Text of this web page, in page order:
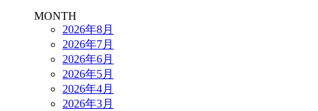
MONTH
2026年8月
2026年7月
2026年6月
2026年5月
2026年4月
2026年3月